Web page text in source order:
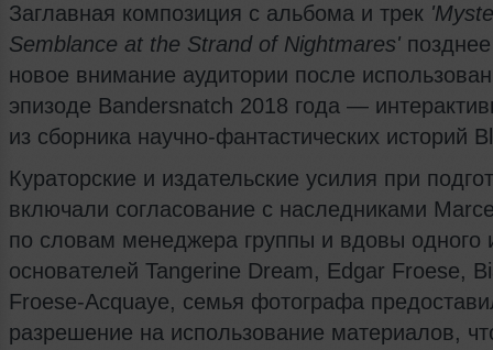
Заглавная композиция с альбома и трек
Semblance at the Strand of Nightmares'
новое внимание аудитории после
эпизоде Bandersnatch 2018 года —
из сборника научно‑фантастических историй
Кураторские и издательские усилия при
включали согласование с наследниками
по словам менеджера группы и вдовы одного
основателей Tangerine Dream, Edgar Froese,
Froese‑Acquaye, семья фотографа
разрешение на использование материалов,